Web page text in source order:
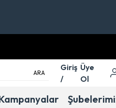
ARA
Giriş
/
Üye
Ol